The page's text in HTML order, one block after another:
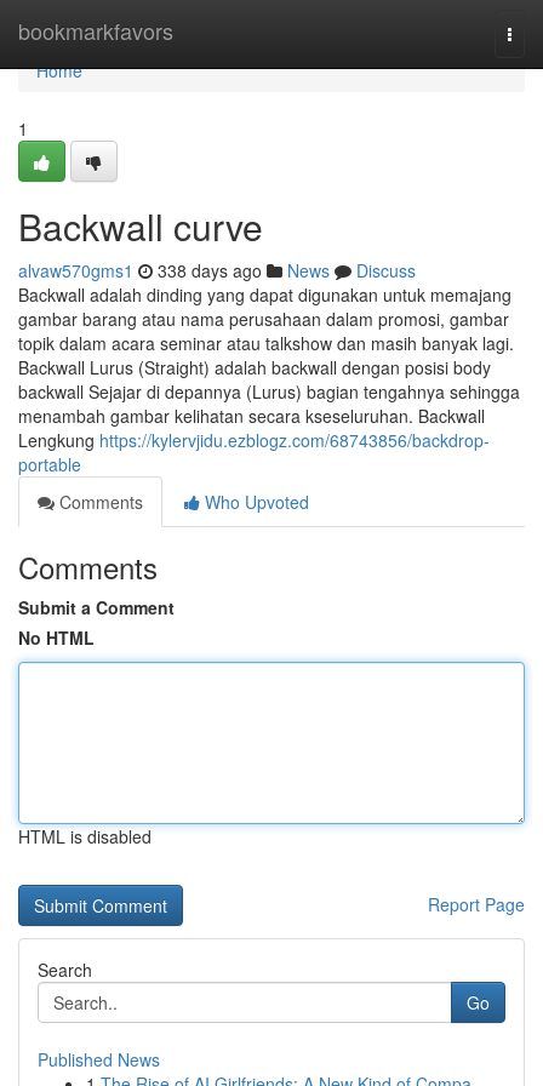
bookmarkfavors
Home
Home
1
Backwall curve
alvaw570gms1 338 days ago News
Discuss
Backwall adalah dinding yang dapat digunakan untuk memajang
gambar barang atau nama perusahaan dalam promosi, gambar
topik dalam acara seminar atau talkshow dan masih banyak lagi.
Backwall Lurus (Straight) adalah backwall dengan posisi body
backwall Sejajar di depannya (Lurus) bagian tengahnya sehingga
menambah gambar kelihatan secara kseseluruhan. Backwall
Lengkung https://kylervjidu.ezblogz.com/68743856/backdrop-
portable
Comments
Who Upvoted
Comments
Submit a Comment
No HTML
HTML is disabled
Report Page
Search
Go
Published News